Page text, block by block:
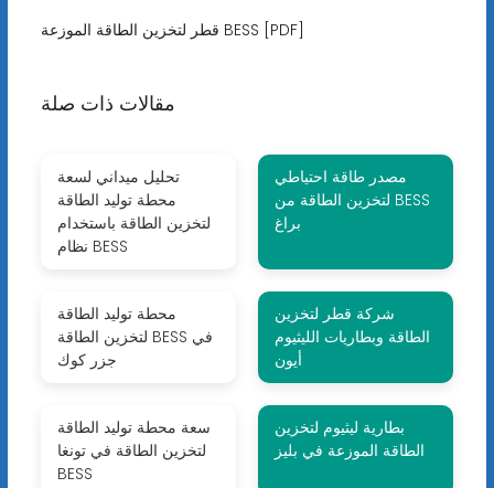
قطر لتخزين الطاقة الموزعة BESS [PDF]
مقالات ذات صلة
تحليل ميداني لسعة
محطة توليد الطاقة
لتخزين الطاقة باستخدام
نظام BESS
مصدر طاقة احتياطي
لتخزين الطاقة من BESS
براغ
محطة توليد الطاقة
لتخزين الطاقة BESS في
جزر كوك
شركة قطر لتخزين
الطاقة وبطاريات الليثيوم
أيون
سعة محطة توليد الطاقة
لتخزين الطاقة في تونغا
BESS
بطارية ليثيوم لتخزين
الطاقة الموزعة في بليز